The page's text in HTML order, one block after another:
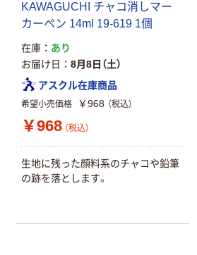
KAWAGUCHI チャコ消しマー
カーペン 14ml 19-619 1個
在庫
あり
お届け日
8月8日（土）
アスクル在庫商品
希望小売価格 ￥968 （税込）
￥968 （税込）
生地に残った顔料系のチャコや鉛筆
の跡を落とします。